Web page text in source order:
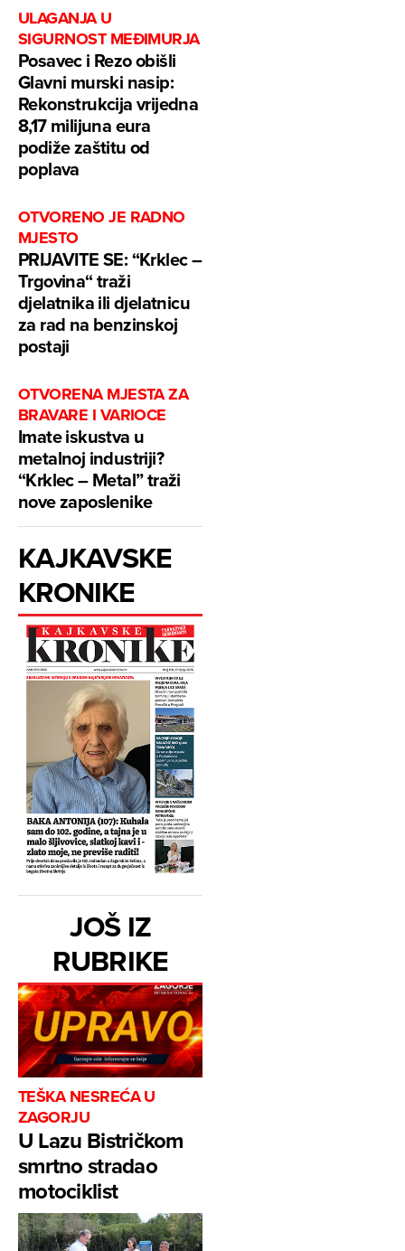
ULAGANJA U
SIGURNOST MEĐIMURJA
Posavec i Rezo obišli
Glavni murski nasip:
Rekonstrukcija vrijedna
8,17 milijuna eura
podiže zaštitu od
poplava
OTVORENO JE RADNO
MJESTO
PRIJAVITE SE: “Krklec –
Trgovina“ traži
djelatnika ili djelatnicu
za rad na benzinskoj
postaji
OTVORENA MJESTA ZA
BRAVARE I VARIOCE
Imate iskustva u
metalnoj industriji?
“Krklec – Metal” traži
nove zaposlenike
KAJKAVSKE
KRONIKE
JOŠ IZ
RUBRIKE
TEŠKA NESREĆA U
ZAGORJU
U Lazu Bistričkom
smrtno stradao
motociklist